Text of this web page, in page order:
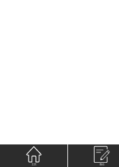
主页 微信